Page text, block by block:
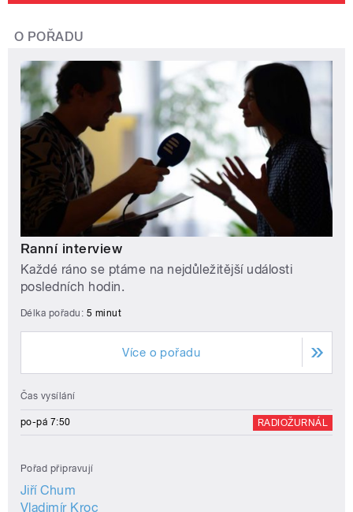
O POŘADU
Ranní interview
Každé ráno se ptáme na nejdůležitější události
posledních hodin.
Délka pořadu: 5 minut
Více o pořadu
Čas vysílání
po-pá 7:50 RADIOŽURNÁL
Pořad připravují
Jiří Chum
Vladimír Kroc